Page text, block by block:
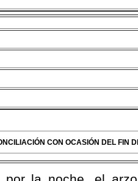
CON OCASIÓN DEL FIN